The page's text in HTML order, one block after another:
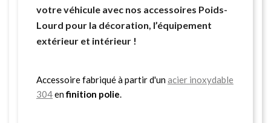
votre véhicule avec nos accessoires Poids-
Lourd pour la décoration, l’équipement
extérieur et intérieur !
Accessoire fabriqué à partir d'unacier inoxydable
304enfinition polie.